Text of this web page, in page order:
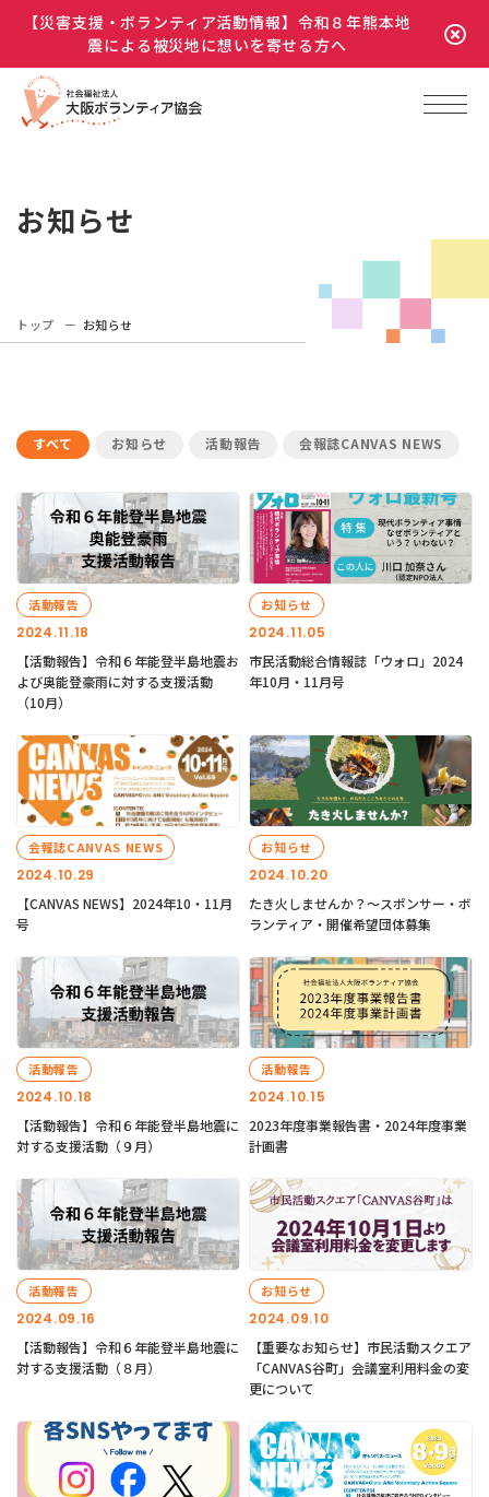
【災害支援・ボランティア活動情報】令和８年熊本地
震による被災地に想いを寄せる方へ
お知らせ
トップ お知らせ
すべて お知らせ 活動報告 会報誌CANVAS NEWS
2024.11.18
活動報告
【活動報告】令和６年能登半島地震お
よび奥能登豪雨に対する支援活動
（10月）
2024.11.05
お知らせ
市民活動総合情報誌「ウォロ」2024
年10月・11月号
2024.10.29
会報誌CANVAS NEWS
【CANVAS NEWS】2024年10・11月
号
2024.10.20
お知らせ
たき火しませんか？～スポンサー・ボ
ランティア・開催希望団体募集
2024.10.18
活動報告
【活動報告】令和６年能登半島地震に
対する支援活動（９月）
2024.10.15
活動報告
2023年度事業報告書・2024年度事業
計画書
2024.09.16
活動報告
【活動報告】令和６年能登半島地震に
対する支援活動（８月）
2024.09.10
お知らせ
【重要なお知らせ】市民活動スクエア
「CANVAS谷町」会議室利用料金の変
更について